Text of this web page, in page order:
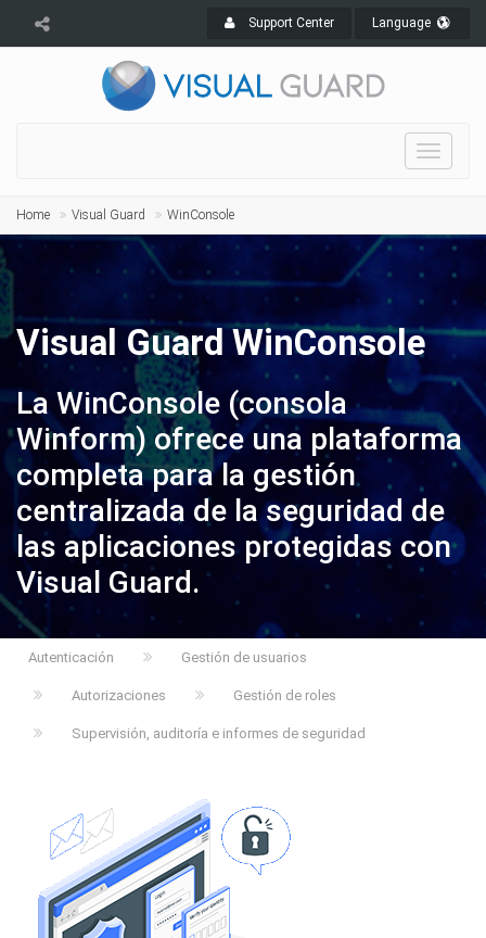
Support Center Language
Toggle
Home Visual Guard WinConsole
Visual Guard WinConsole
La WinConsole (consola
Winform) ofrece una plataforma
completa para la gestión
centralizada de la seguridad de
las aplicaciones protegidas con
Visual Guard.
Autenticación Gestión de usuarios
Autorizaciones Gestión de roles
Supervisión, auditoría e informes de seguridad